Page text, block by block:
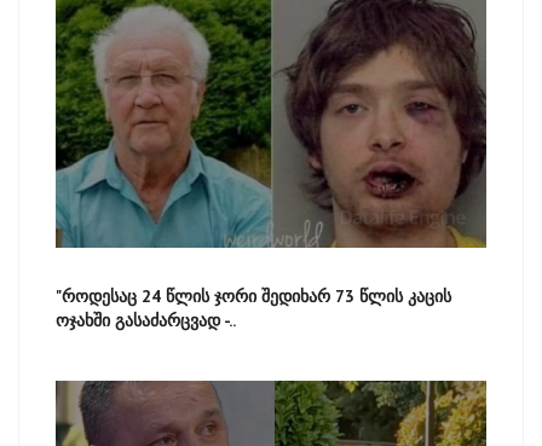
"როდესაც 24 წლის ჯორი შედიხარ 73 წლის კაცის
ოჯახში გასაძარცვად -..